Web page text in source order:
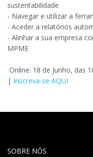
sustentabilidade
- Navegar e utilizar a
- Aceder a relatórios
- Alinhar a sua empresa
MPME
Online: 18 de Junho, das
| Inscreva-se AQUI
SOBRE NÓS